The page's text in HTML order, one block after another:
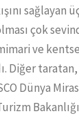
sağlayan
çok
ve
Diğer taratan,
Dünya